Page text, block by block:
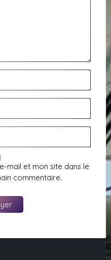
mail et mon site dans le
commentaire.